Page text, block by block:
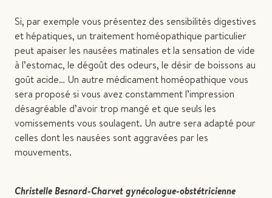
Si, par exemple vous présentez des sensibilités digestives
et hépatiques, un traitement homéopathique particulier
peut apaiser les nausées matinales et la sensation de vide
à l’estomac, le dégoût des odeurs, le désir de boissons au
goût acide… Un autre médicament homéopathique vous
sera proposé si vous avez constamment l’impression
désagréable d’avoir trop mangé et que seuls les
vomissements vous soulagent. Un autre sera adapté pour
celles dont les nausées sont aggravées par les
mouvements.
Christelle Besnard-Charvet gynécologue-obstétricienne